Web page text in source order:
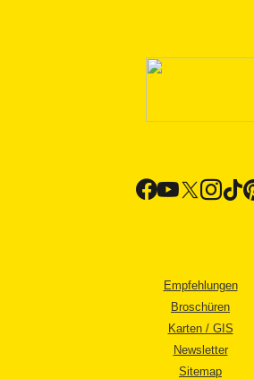
Empfehlungen
Broschüren
Karten / GIS
Newsletter
Sitemap